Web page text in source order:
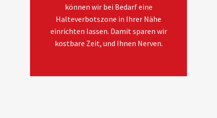
können wir bei Bedarf eine
Halteverbotszone in Ihrer Nähe
einrichten lassen. Damit sparen wir
kostbare Zeit, und Ihnen Nerven.